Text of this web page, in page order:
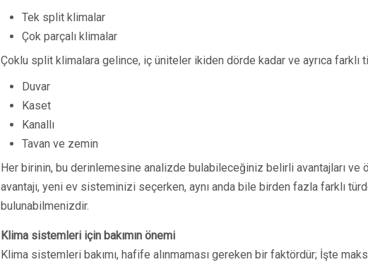
Tek split klimalar
Çok parçalı klimalar
Çoklu split klimalara gelince, iç üniteler ikiden dörde kadar ve ayrıca farklı
Duvar
Kaset
Kanallı
Tavan ve zemin
Her birinin, bu derinlemesine analizde bulabileceğiniz belirli avantajları ve
avantajı, yeni ev sisteminizi seçerken, aynı anda bile birden fazla farklı
bulunabilmenizdir.
Klima sistemleri için bakımın önemi
Klima sistemleri bakımı, hafife alınmaması gereken bir faktördür; İşte